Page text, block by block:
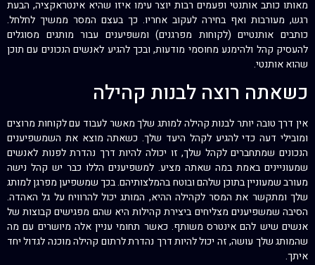
מאותו כותב אותנטי ופעמים רבות יוצר עימו איזו שהיא אינטראקציה, הבעת
רגש, מעורבות ואף בחירה לעקוב אחריו. כך בעצם המסר ממשיך לחלחל.
כותבים אותנטיים (לקוחות מפרגנים) ומשפיענים עבור מותגים מסוגלים
להעסיק קהל ולהימנע מחוסמי מודעות, ובכך להגיע לאנשים הנכונים עם תוכן
שהוא אותנטי.
כשאתה רוצה לבנות קהילה
אין דרך טובה יותר לבנות קהילה למותג שלך מאשר לעבוד עם לקוחות מרוצים
ומובילי דעה כדי להגיע לקהל היעד שלך. כשאתה מוצא את השמשפיענים
הנכונים שמתחברים לקהל שלך, זו יכולה להיות דרך נהדרת לפנות לאנשים
שמעוניינים באמת במה שאתה מציע. למשפיענים הללו כבר יש קהל נישה
מעורב שמעוניין בתוכן שלהם ובוטח בהמלצותיהם. בכך שמשפיען מפרגן למותג
שלך ומתקשר את המסר לקהילה ההיא, המותג יכול להרוויח על גל האהדה.
הסיבה שמשפיענים מצליחים ביצירת קהילות היא שהם מפגישים קבוצות של
אנשים שיש להם אינטרס משותף. כאשר תחומי עניין אלה מיושרים עם מה
שהמותג שלך עושה, זה יכול להיות דרך נהדרת לרתום קהילה מוכנה לגדול יחד
איתך.